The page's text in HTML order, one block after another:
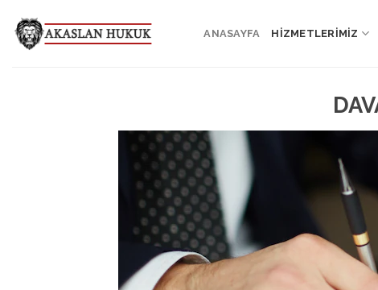
content
ANASAYFA HİZMETLERİMİZ